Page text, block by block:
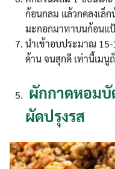
ก้อนกลม แล้วกดลงเล็
มะกอกมาทาบนก้อนแ
นำเข้าอบประมาณ
ด้าน จนสุกดี เท่านี้เมนู
ผักกาดหอมบั
ผัดปรุงรส